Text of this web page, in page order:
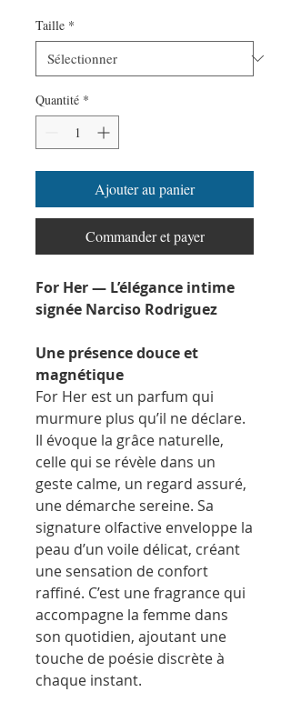
Taille *
Quantité *
Ajouter au panier
Commander et payer
For Her — L’élégance intime
signée Narciso Rodriguez
Une présence douce et
magnétique
For Her est un parfum qui
murmure plus qu’il ne déclare.
Il évoque la grâce naturelle,
celle qui se révèle dans un
geste calme, un regard assuré,
une démarche sereine. Sa
signature olfactive enveloppe la
peau d’un voile délicat, créant
une sensation de confort
raffiné. C’est une fragrance qui
accompagne la femme dans
son quotidien, ajoutant une
touche de poésie discrète à
chaque instant.